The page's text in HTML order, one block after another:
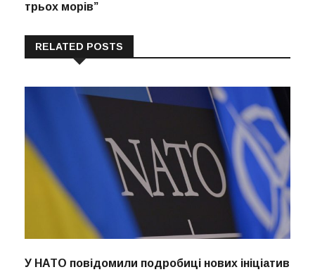
трьох морів”
RELATED POSTS
У НАТО повідомили подробиці нових ініціатив